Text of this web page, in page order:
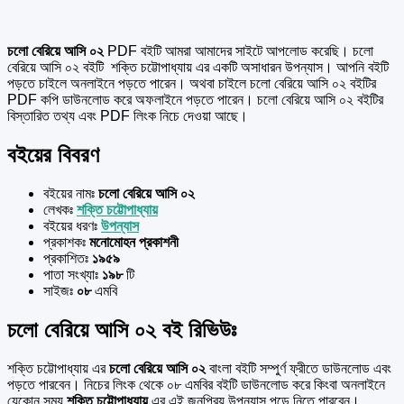
চলো বেরিয়ে আসি ০২ PDF বইটি আমরা আমাদের সাইটে আপলোড করেছি। চলো
বেরিয়ে আসি ০২ বইটি শক্তি চট্টোপাধ্যায় এর একটি অসাধারন উপন্যাস। আপনি বইটি
পড়তে চাইলে অনলাইনে পড়তে পারেন। অথবা চাইলে চলো বেরিয়ে আসি ০২ বইটির
PDF কপি ডাউনলোড করে অফলাইনে পড়তে পারেন। চলো বেরিয়ে আসি ০২ বইটির
বিস্তারিত তথ্য এবং PDF লিংক নিচে দেওয়া আছে।
বইয়ের বিবরণ
বইয়ের নামঃ চলো বেরিয়ে আসি ০২
লেখকঃ শক্তি চট্টোপাধ্যায়
বইয়ের ধরণঃ উপন্যাস
প্রকাশকঃ মনোমোহন প্রকাশনী
প্রকাশিতঃ ১৯৫৯
পাতা সংখ্যাঃ ১৯৮টি
সাইজঃ ০৮এমবি
চলো বেরিয়ে আসি ০২ বই রিভিউঃ
শক্তি চট্টোপাধ্যায় এরচলো বেরিয়ে আসি ০২ বাংলা বইটি সম্পুর্ণ ফ্রীতে ডাউনলোড এবং
পড়তে পারবেন। নিচের লিংক থেকে ০৮ এমবির বইটি ডাউনলোড করে কিংবা অনলাইনে
যেকোন সময় শক্তি চট্টোপাধ্যায়এর এই জনপ্রিয় উপন্যাস পড়ে নিতে পারবেন।